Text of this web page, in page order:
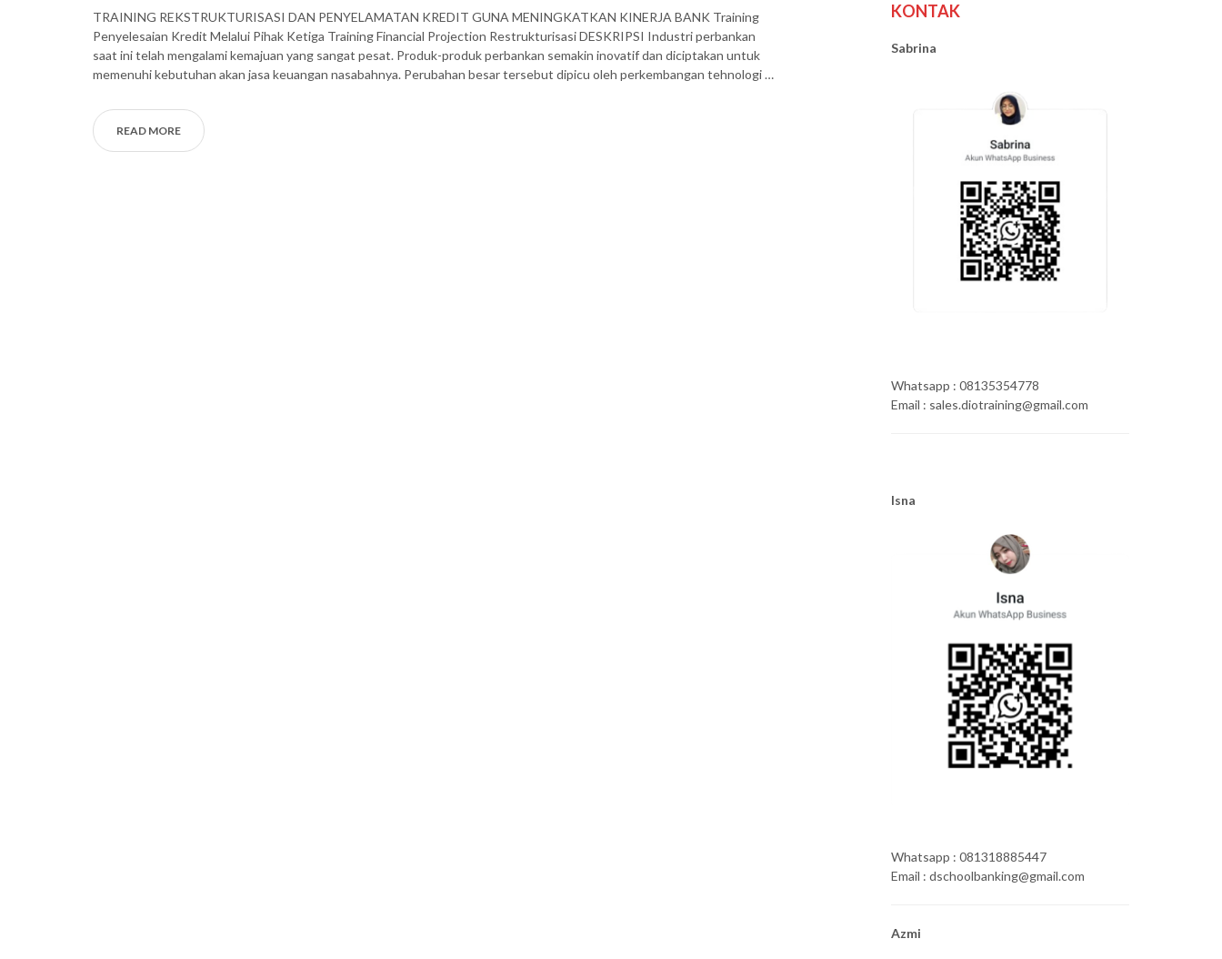
TRAINING REKSTRUKTURISASI DAN PENYELAMATAN KREDIT GUNA MENINGKATKAN KINERJA BANK Training
Penyelesaian Kredit Melalui Pihak Ketiga Training Financial Projection Restrukturisasi DESKRIPSI Industri perbankan
saat ini telah mengalami kemajuan yang sangat pesat. Produk-produk perbankan semakin inovatif dan diciptakan untuk
memenuhi kebutuhan akan jasa keuangan nasabahnya. Perubahan besar tersebut dipicu oleh perkembangan tehnologi …
READ MORE
KONTAK
Sabrina
Whatsapp : 08135354778
Email : sales.diotraining@gmail.com
Isna
Whatsapp : 081318885447
Email : dschoolbanking@gmail.com
Azmi